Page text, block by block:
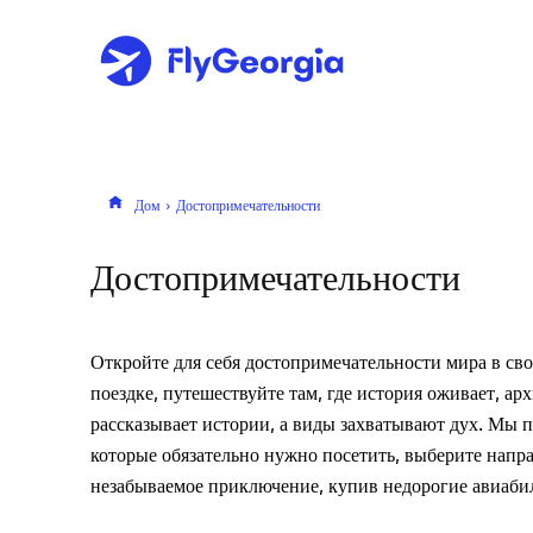
Дом Достопримечательности
Достопримечательности
Откройте для себя достопримечательности мира в
поездке, путешествуйте там, где история оживает,
рассказывает истории, а виды захватывают дух. Мы
которые обязательно нужно посетить, выберите
незабываемое приключение, купив недорогие